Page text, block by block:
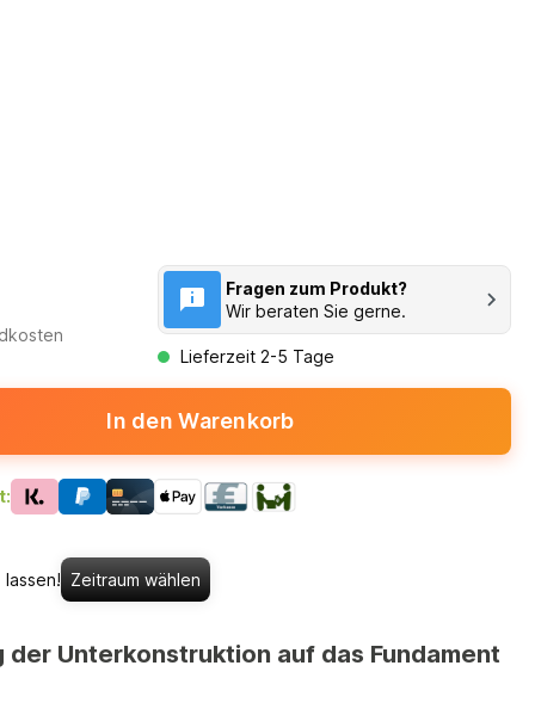
Fragen zum Produkt?
Wir beraten Sie gerne.
Lieferzeit 2-5 Tage
In den Warenkorb
Zeitraum wählen
Unterkonstruktion auf das Fundament